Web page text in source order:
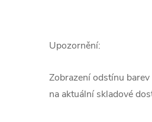
Upozornění:
Zobrazení odstínu
na aktuální skladové